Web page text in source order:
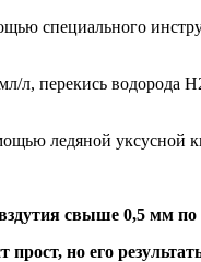
специального
л, перекись водорода
ледяной уксусной
свыше 0,5 мм по
но его